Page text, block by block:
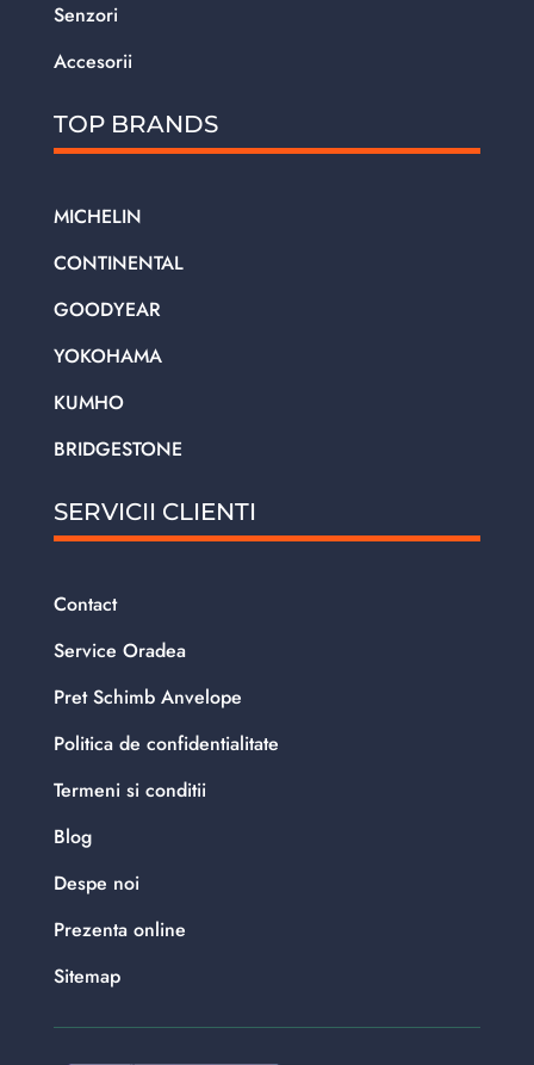
Senzori
Accesorii
TOP BRANDS
MICHELIN
CONTINENTAL
GOODYEAR
YOKOHAMA
KUMHO
BRIDGESTONE
SERVICII CLIENTI
Contact
Service Oradea
Pret Schimb Anvelope
Politica de confidentialitate
Termeni si conditii
Blog
Despe noi
Prezenta online
Sitemap